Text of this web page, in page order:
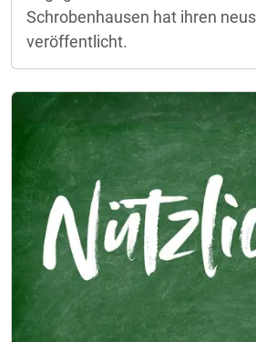
Schrobenhausen hat ihren
veröffentlicht.